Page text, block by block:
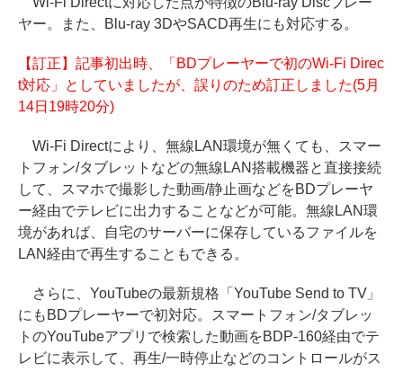
ヤー。また、Blu-ray 3DやSACD再生にも対応する。
【訂正】記事初出時、「BDプレーヤーで初のWi-Fi Direc
t対応」としていましたが、誤りのため訂正しました(5月
14日19時20分)
Wi-Fi Directにより、無線LAN環境が無くても、スマー
トフォン/タブレットなどの無線LAN搭載機器と直接接続
して、スマホで撮影した動画/静止画などをBDプレーヤ
ー経由でテレビに出力することなどが可能。無線LAN環
境があれば、自宅のサーバーに保存しているファイルを
LAN経由で再生することもできる。
さらに、YouTubeの最新規格「YouTube Send to TV」
にもBDプレーヤーで初対応。スマートフォン/タブレッ
トのYouTubeアプリで検索した動画をBDP-160経由でテ
レビに表示して、再生/一時停止などのコントロールがス